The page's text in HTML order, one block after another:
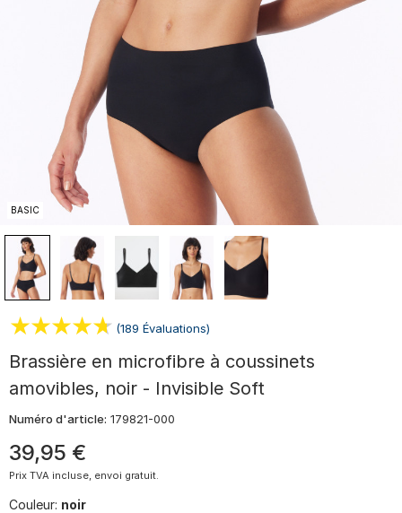
BASIC
(189 Évaluations)
Brassière en microfibre à coussinets
amovibles, noir - Invisible Soft
Numéro d'article: 179821-000
39,95 €
Prix TVA incluse, envoi gratuit.
Couleur: noir